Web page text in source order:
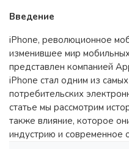
Введение
iPhone, революционное
изменившее мир
представлен компанией
iPhone стал одним из
потребительских
статье мы рассмотрим
также влияние, которое
индустрию и современное